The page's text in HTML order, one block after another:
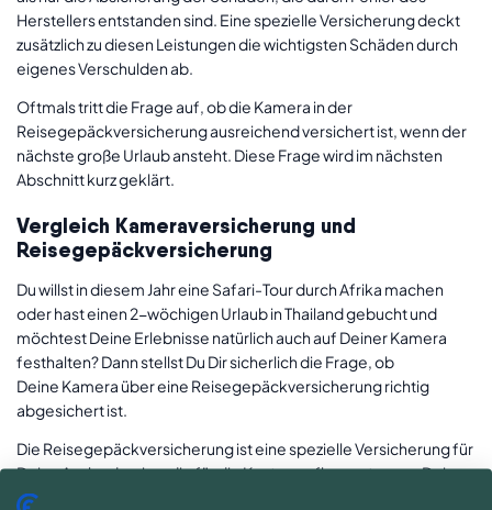
Herstellers entstanden sind. Eine spezielle Versicherung deckt
zusätzlich zu diesen Leistungen die wichtigsten Schäden durch
eigenes Verschulden ab.
Oftmals tritt die Frage auf, ob die Kamera in der
Reisegepäckversicherung ausreichend versichert ist, wenn der
nächste große Urlaub ansteht. Diese Frage wird im nächsten
Abschnitt kurz geklärt.
Vergleich Kameraversicherung und
Reisegepäckversicherung
Du willst in diesem Jahr eine Safari-Tour durch Afrika machen
oder hast einen 2-wöchigen Urlaub in Thailand gebucht und
möchtest Deine Erlebnisse natürlich auch auf Deiner Kamera
festhalten? Dann stellst Du Dir sicherlich die Frage, ob
Deine Kamera über eine Reisegepäckversicherung richtig
abgesichert ist.
Die Reisegepäckversicherung ist eine spezielle Versicherung für
Deine Auslandsreise, die für die Kosten aufkommt, wenn Dein
Reisegepäck gestohlen oder beschädigt wird. Klingt nach